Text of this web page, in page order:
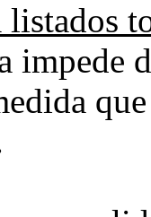
listados
impede